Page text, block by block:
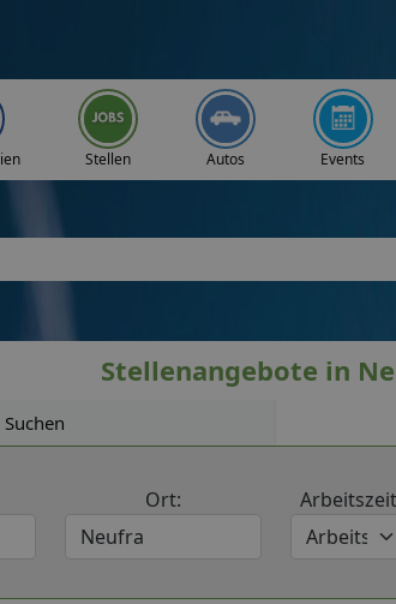
Stellen Autos Events
Stellenangebote in
Suchen
Ort: